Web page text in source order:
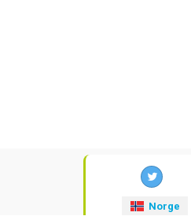
Norge